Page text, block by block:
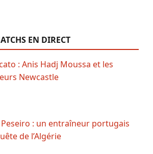
EN DIRECT
: Anis Hadj Moussa et les
Newcastle
Peseiro : un entraîneur portugais
de l’Algérie